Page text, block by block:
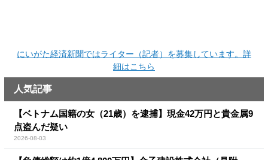
にいがた経済新聞ではライター（記者）を募集しています。詳
細はこちら
人気記事
【ベトナム国籍の女（21歳）を逮捕】現金42万円と貴金属9
点盗んだ疑い
2026-08-03